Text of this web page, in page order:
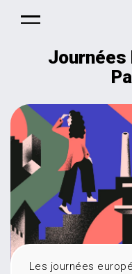
Journées
Les journées